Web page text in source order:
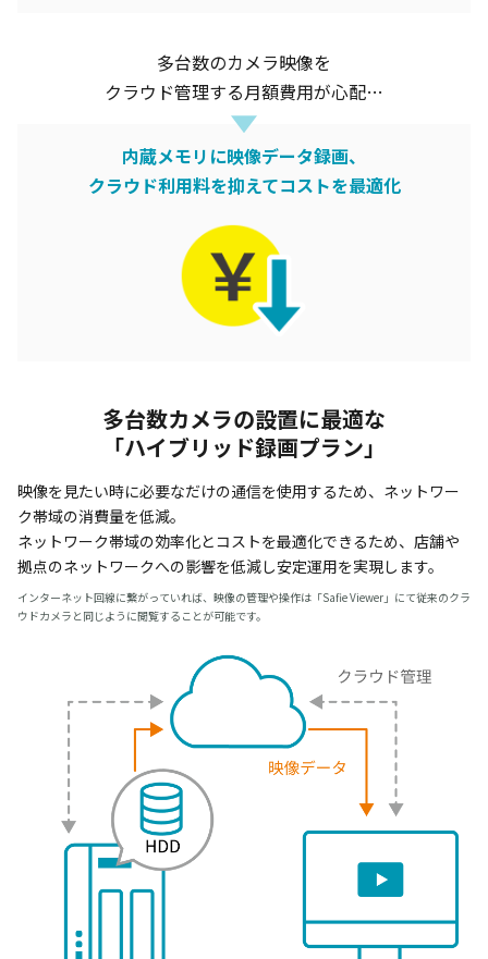
多台数のカメラ映像を
クラウド管理する月額費用が心配…
内蔵メモリに映像データ録画、
クラウド利用料を抑えてコストを最適化
多台数カメラの設置に最適な
「ハイブリッド録画プラン」
映像を見たい時に必要なだけの通信を使用するため、ネットワー
ク帯域の消費量を低減。
ネットワーク帯域の効率化とコストを最適化できるため、店舗や
拠点のネットワークへの影響を低減し安定運用を実現します。
インターネット回線に繋がっていれば、映像の管理や操作は「Safie Viewer」にて従来のクラ
ウドカメラと同じように閲覧することが可能です。